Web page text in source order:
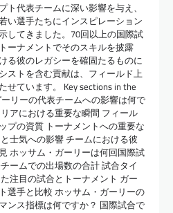
代表チームに深い影響を与え、
い選手たちにインスピレーション
してきました。70回以上の国際試
ーナメントでそのスキルを披露
る彼のレガシーを確固たるものに
ストを含む貢献は、フィールド上
せています。 Key sections in the
リーの代表チームへの影響は何で
アにおける重要な瞬間 フィール
プの資質 トーナメントへの重要な
士気への影響 チームにおける彼
ホッサム・ガーリーは何回国際試
ームでの出場数の合計 試合タイ
注目の試合とトーナメント ガー
選手と比較 ホッサム・ガーリーの
ンス指標は何ですか？ 国際試合で